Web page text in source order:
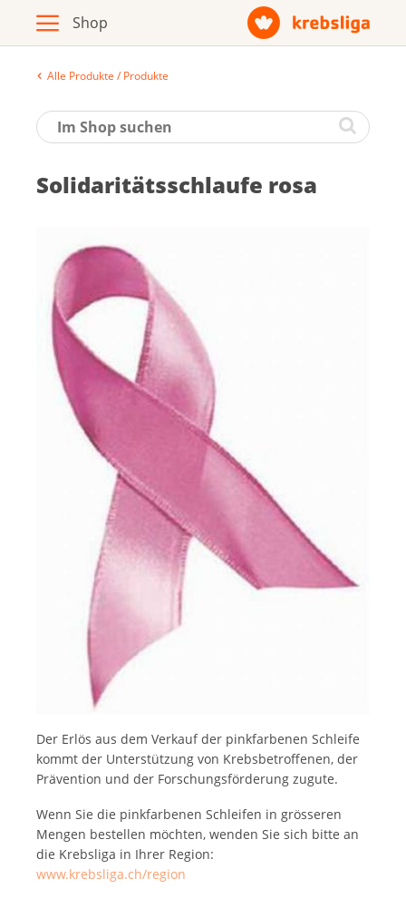
Broschüren / Infomaterial
Produkte
Zur Krebsliga-Webseite
Deutsch
Français
Italiano
Alle Produkte / Produkte
So­li­da­ri­täts­schlau­fe ro­sa
Der Erlös aus dem Verkauf der pinkfarbenen Schleife
kommt der Unterstützung von Krebsbetroffenen, der
Prävention und der Forschungsförderung zugute.
Wenn Sie die pinkfarbenen Schleifen in grösseren
Mengen bestellen möchten, wenden Sie sich bitte an
die Krebsliga in Ihrer Region:
www.krebsliga.ch/region